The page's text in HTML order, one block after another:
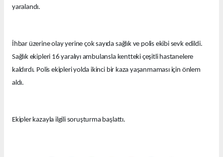
yaralandı.
İhbar üzerine olay yerine çok sayıda sağlık ve polis ekibi sevk edildi.
Sağlık ekipleri 16 yaralıyı ambulansla kentteki çeşitli hastanelere
kaldırdı. Polis ekipleri yolda ikinci bir kaza yaşanmaması için önlem
aldı.
Ekipler kazayla ilgili soruşturma başlattı.